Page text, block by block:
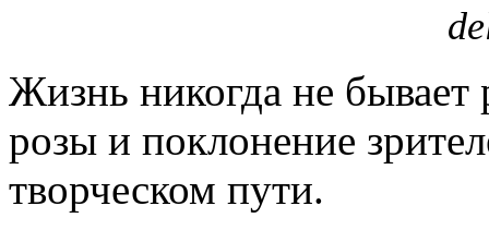
Жизнь никогда не бывает
розы и поклонение
творческом пути.